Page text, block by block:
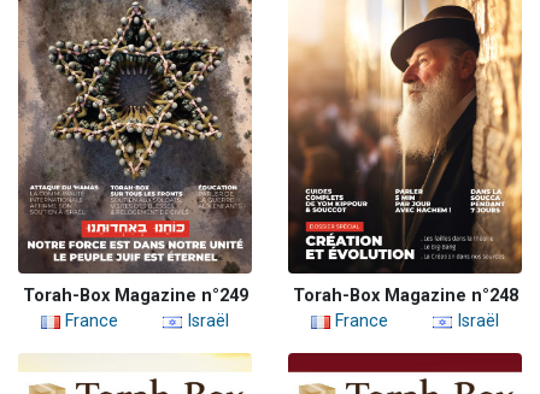
Torah-Box Magazine n°249
France
Israël
Torah-Box Magazine n°248
France
Israël